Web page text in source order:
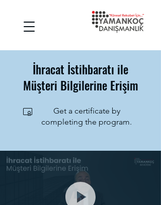
İhracat İstihbaratı ile
Müşteri Bilgilerine Erişim
Get a certificate by
completing the program.